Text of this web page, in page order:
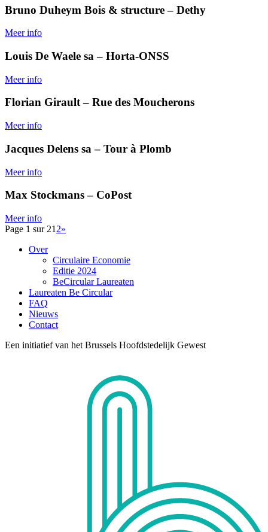
Bruno Duheym Bois & structure – Dethy
Meer info
Louis De Waele sa – Horta-ONSS
Meer info
Florian Girault – Rue des Moucherons
Meer info
Jacques Delens sa – Tour à Plomb
Meer info
Max Stockmans – CoPost
Meer info
Page 1 sur 21 2»
Over
Circulaire Economie
Editie 2024
BeCircular Laureaten
Laureaten Be Circular
FAQ
Nieuws
Contact
Een initiatief van het Brussels Hoofdstedelijk Gewest